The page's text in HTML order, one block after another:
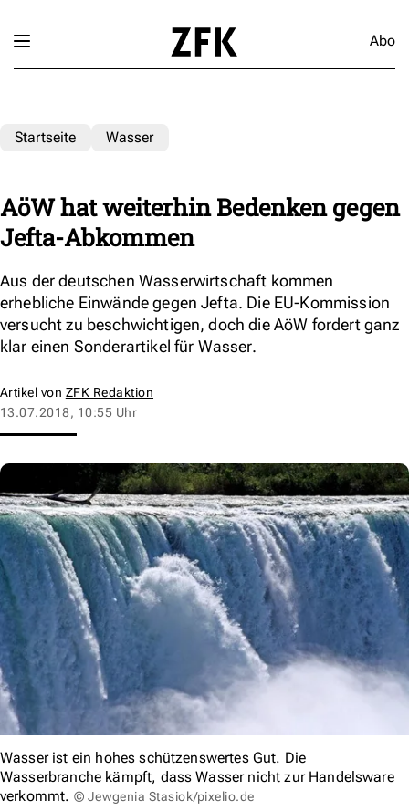
Abo
Startseite Wasser
AöW hat weiterhin Bedenken gegen
Jefta-Abkommen
Aus der deutschen Wasserwirtschaft kommen
erhebliche Einwände gegen Jefta. Die EU-Kommission
versucht zu beschwichtigen, doch die AöW fordert ganz
klar einen Sonderartikel für Wasser.
Artikel von ZFK Redaktion
13.07.2018, 10:55 Uhr
Wasser ist ein hohes schützenswertes Gut. Die
Wasserbranche kämpft, dass Wasser nicht zur Handelsware
verkommt. © Jewgenia Stasiok/pixelio.de